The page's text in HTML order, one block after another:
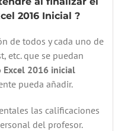
2016 Inicial ?
de todos y cada uno de
etc. que se puedan
Excel 2016 inicial
pueda añadir.
las calificaciones
del profesor.